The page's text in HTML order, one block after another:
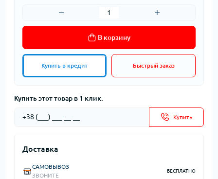
В корзину
Купить в кредит Быстрый заказ
Купить этот товар в 1 клик:
Купить
Доставка
САМОВЫВОЗ
ЗВОНИТЕ
БЕСПЛАТНО